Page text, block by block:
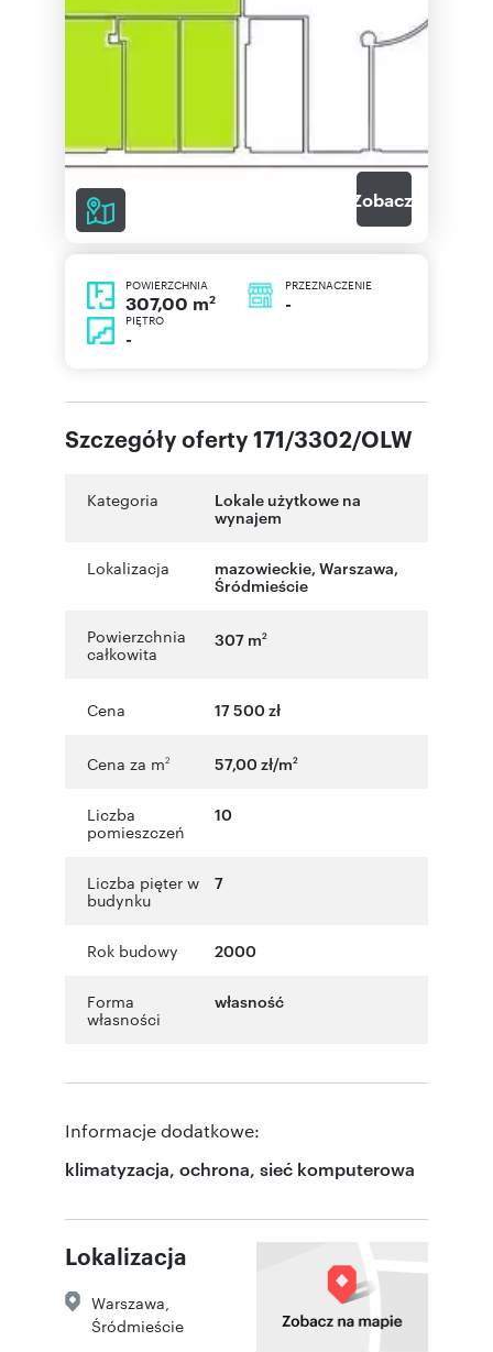
Zobacz galerię
POWIERZCHNIA
307,00 m2
PRZEZNACZENIE
-
PIĘTRO
-
Szczegóły oferty 171/3302/OLW
Kategoria
Lokale użytkowe na
wynajem
Lokalizacja mazowieckie, Warszawa,
Śródmieście
Powierzchnia
całkowita
307 m2
Cena 17 500 zł
Cena za m2 57,00 zł/m2
Liczba
pomieszczeń
10
Liczba pięter w
budynku
7
Rok budowy 2000
Forma
własności
własność
Informacje dodatkowe:
klimatyzacja, ochrona, sieć komputerowa
Lokalizacja
Warszawa
Śródmieście